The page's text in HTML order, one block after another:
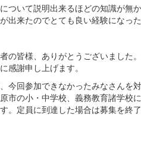
ついて説明出来るほどの知識が無
来たのでとても良い経験になった
皆様、ありがとうございました
感謝申し上げます。
回参加できなかったみなさんを
の小・中学校、義務教育諸学校
定員に到達した場合は募集を終